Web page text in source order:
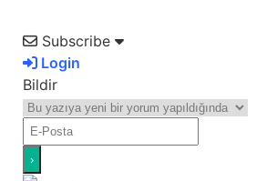
Subscribe
Login
Bildir